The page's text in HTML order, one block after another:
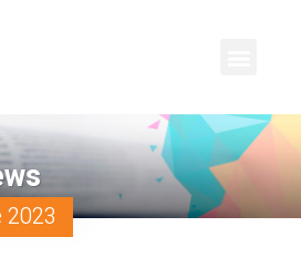
2023